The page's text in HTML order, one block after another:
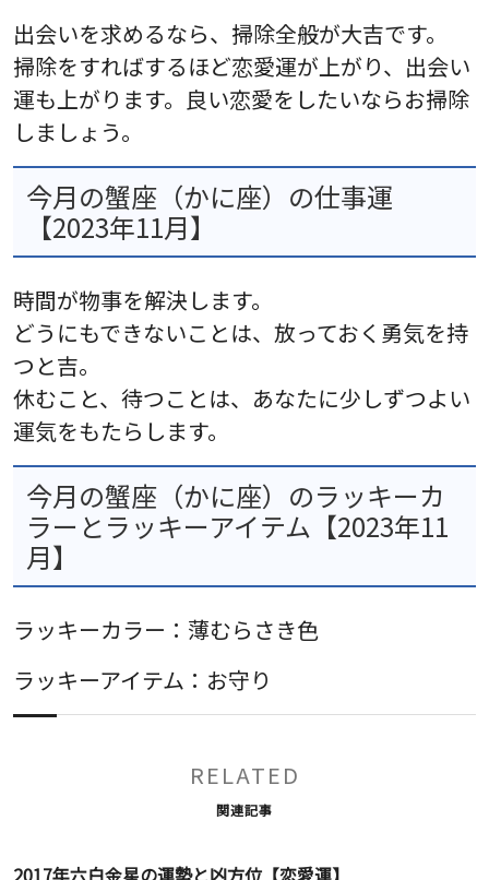
出会いを求めるなら、掃除全般が大吉です。
掃除をすればするほど恋愛運が上がり、出会い
運も上がります。良い恋愛をしたいならお掃除
しましょう。
今月の蟹座（かに座）の仕事運
【2023年11月】
時間が物事を解決します。
どうにもできないことは、放っておく勇気を持
つと吉。
休むこと、待つことは、あなたに少しずつよい
運気をもたらします。
今月の蟹座（かに座）のラッキーカ
ラーとラッキーアイテム【2023年11
月】
ラッキーカラー：薄むらさき色
ラッキーアイテム：お守り
RELATED
関連記事
2017年六白金星の運勢と凶方位【恋愛運】